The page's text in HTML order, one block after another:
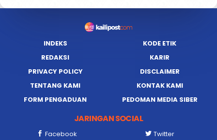
INDEKS
KODE ETIK
REDAKSI
KARIR
PRIVACY POLICY
DISCLAIMER
TENTANG KAMI
KONTAK KAMI
FORM PENGADUAN
PEDOMAN MEDIA SIBER
JARINGAN SOCIAL
Facebook Twitter